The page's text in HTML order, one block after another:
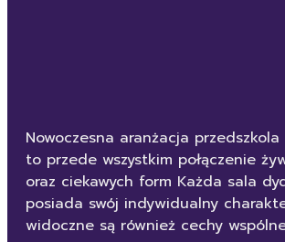
Nowoczesna aranżacja przedszkola
to przede wszystkim połączenie
oraz ciekawych form Każda sala
posiada swój indywidualny
widoczne są również cechy